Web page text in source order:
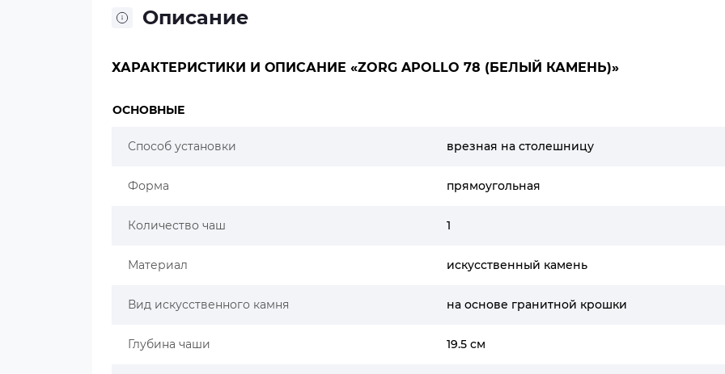
Описание
ХАРАКТЕРИСТИКИ И ОПИСАНИЕ «ZORG APOLLO 78 (БЕЛЫЙ КАМЕНЬ)»
ОСНОВНЫЕ
Способ установки врезная на столешницу
Форма прямоугольная
Количество чаш 1
Материал искусственный камень
Вид искусственного камня на основе гранитной крошки
Глубина чаши 19.5 см